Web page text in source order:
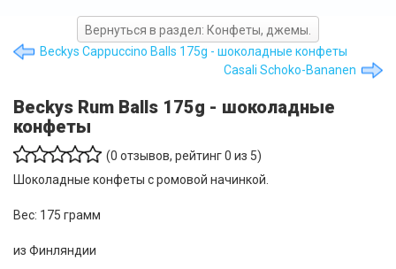
Вернуться в раздел: Конфеты, джемы.
Beckys Cappuccino Balls 175g - шоколадные конфеты
Casali Schoko-Bananen
Beckys Rum Balls 175g - шоколадные
конфеты
(0 отзывов, рейтинг0 из 5)
Шоколадные конфеты с ромовой начинкой.
Вес: 175 грамм
из Финляндии